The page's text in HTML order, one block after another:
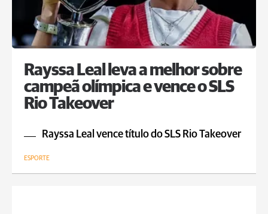
Rayssa Leal leva a melhor sobre
campeã olímpica e vence o SLS
Rio Takeover
Rayssa Leal vence título do SLS Rio Takeover
ESPORTE